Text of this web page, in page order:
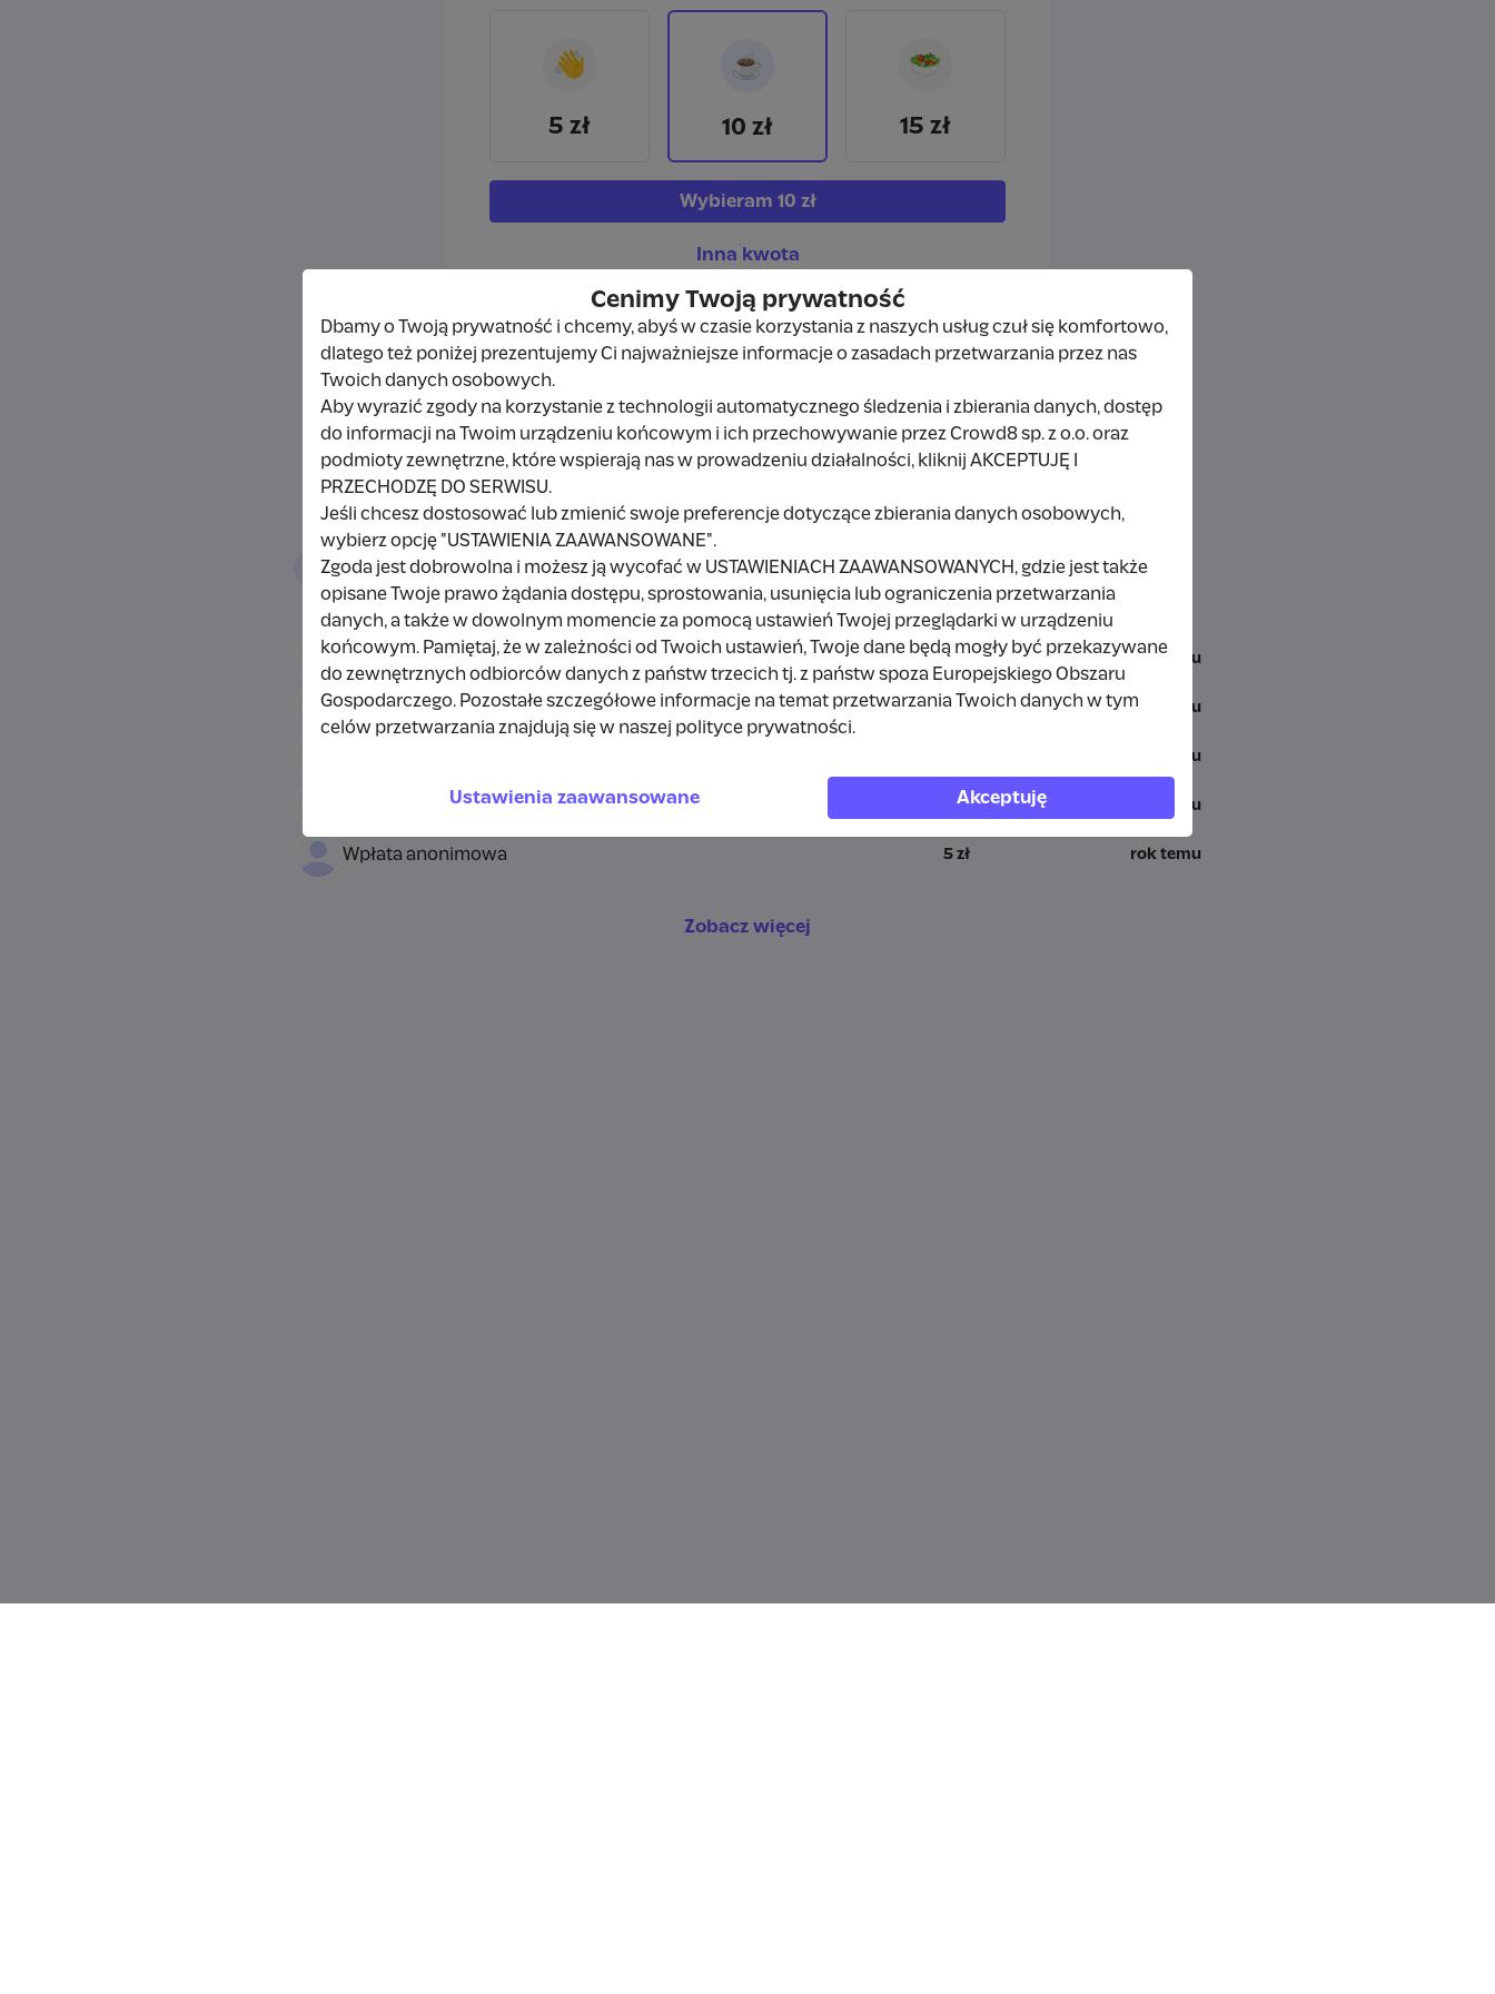
👋
5 zł
☕
10 zł
🥗
15 zł
Wybieram 10 zł
Inna kwota
Udostępnij Zgłoś
Wpłacający/a
Wpłata anonimowa 10 zł miesiąc temu
Damianbloque Wordpress 1 zł 7 miesięcy temu
rok temu
Wpłata anonimowa 10 zł rok temu
Wpłata anonimowa 5 zł rok temu
Zobacz więcej
Cenimy Twoją prywatność
Dbamy o Twoją prywatność i chcemy, abyś w czasie korzystania z naszych usług czuł się komfortowo,
dlatego też poniżej prezentujemy Ci najważniejsze informacje o zasadach przetwarzania przez nas
Twoich danych osobowych.
Aby wyrazić zgody na korzystanie z technologii automatycznego śledzenia i zbierania danych, dostęp
do informacji na Twoim urządzeniu końcowym i ich przechowywanie przez Crowd8 sp. z o.o. oraz
podmioty zewnętrzne, które wspierają nas w prowadzeniu działalności, kliknij AKCEPTUJĘ I
PRZECHODZĘ DO SERWISU.
Jeśli chcesz dostosować lub zmienić swoje preferencje dotyczące zbierania danych osobowych,
wybierz opcję "USTAWIENIA ZAAWANSOWANE".
Zgoda jest dobrowolna i możesz ją wycofać w USTAWIENIACH ZAAWANSOWANYCH, gdzie jest także
opisane Twoje prawo żądania dostępu, sprostowania, usunięcia lub ograniczenia przetwarzania
danych, a także w dowolnym momencie za pomocą ustawień Twojej przeglądarki w urządzeniu
końcowym. Pamiętaj, że w zależności od Twoich ustawień, Twoje dane będą mogły być przekazywane
do zewnętrznych odbiorców danych z państw trzecich tj. z państw spoza Europejskiego Obszaru
Gospodarczego. Pozostałe szczegółowe informacje na temat przetwarzania Twoich danych w tym
celów przetwarzania znajdują się w naszej polityce prywatności.
Ustawienia zaawansowane Akceptuję